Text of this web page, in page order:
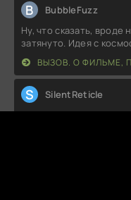
B BubbleFuzz
Ну, что сказать, вроде
затянуто. Идея с
ВЫЗОВ. О ФИЛЬМЕ,
S SilentReticle
Ну, что сказать,